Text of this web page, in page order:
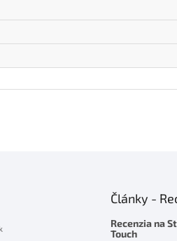
Články -
Recenzia na
Touch